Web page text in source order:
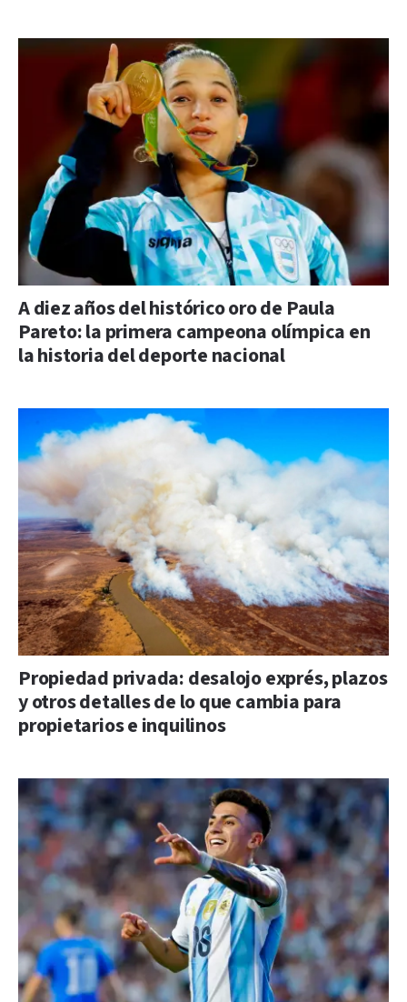
A diez años del histórico oro de Paula
Pareto: la primera campeona olímpica en
la historia del deporte nacional
Propiedad privada: desalojo exprés, plazos
y otros detalles de lo que cambia para
propietarios e inquilinos